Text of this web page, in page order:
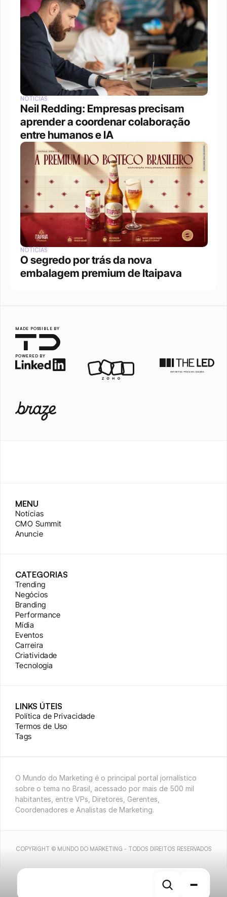
NOTÍCIAS
Neil Redding: Empresas precisam
aprender a coordenar colaboração
entre humanos e IA
NOTÍCIAS
O segredo por trás da nova
embalagem premium de Itaipava
MADE POSSIBLE BY
POWERED BY
MENU
Notícias
CMO Summit
Anuncie
CATEGORIAS
Trending
Negócios
Branding
Performance
Mídia
Eventos
Carreira
Criatividade
Tecnologia
LINKS ÚTEIS
Política de Privacidade
Termos de Uso
Tags
O Mundo do Marketing é o principal portal jornalístico
sobre o tema no Brasil, acessado por mais de 500 mil
habitantes, entre VPs, Diretores, Gerentes,
Coordenadores e Analistas de Marketing.
COPYRIGHT © MUNDO DO MARKETING - TODOS DIREITOS RESERVADOS